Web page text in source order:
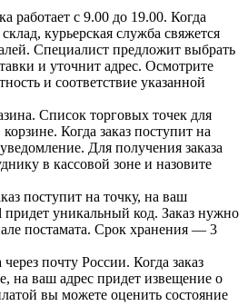
работает с 9.00 до 19.00. Когда
курьерская служба свяжется
Специалист предложит выбрать
и уточнит адрес. Осмотрите
и соответствие указанной
Список торговых точек для
Когда заказ поступит на
Для получения заказа
в кассовой зоне и назовите
поступит на точку, на ваш
придет уникальный код. Заказ нужно
постамата. Срок хранения — 3
почту России. Когда заказ
на ваш адрес придет извещение о
вы можете оценить состояние